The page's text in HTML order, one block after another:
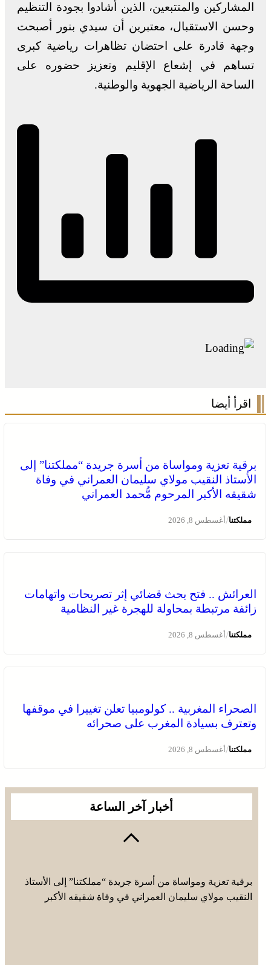
المشاركين والمتتبعين، الذين أشادوا بجودة التنظيم
وحسن الاستقبال، معتبرين أن سيدي بنور أصبحت
وجهة قادرة على احتضان تظاهرات رياضية كبرى
تساهم في إشعاع الإقليم وتعزيز حضوره على
الساحة الرياضية الجهوية والوطنية.
اقرأ أيضا
برقية تعزية ومواساة من أسرة جريدة “مملكتنا” إلى
الأستاذ النقيب مولاي سليمان العمراني في وفاة
شقيقه الأكبر المرحوم مُّحمد العمراني
مملكتنا/أغسطس 8, 2026
العرائش .. فتح بحث قضائي إثر تصريحات واتهامات
زائفة مرتبطة بمحاولة للهجرة غير النظامية
مملكتنا/أغسطس 8, 2026
الصحراء المغربية .. كولومبيا تعلن تغييرا في موقفها
وتعترف بسيادة المغرب على صحرائه
مملكتنا/أغسطس 8, 2026
أخبار آخر الساعة
برقية تعزية ومواساة من أسرة جريدة “مملكتنا” إلى الأستاذ
النقيب مولاي سليمان العمراني في وفاة شقيقه الأكبر